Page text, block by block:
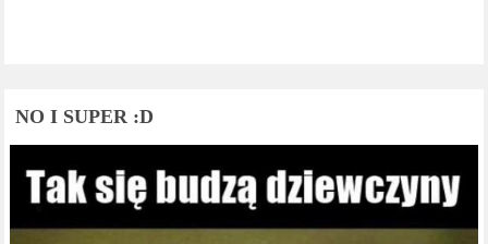
NO I SUPER :D